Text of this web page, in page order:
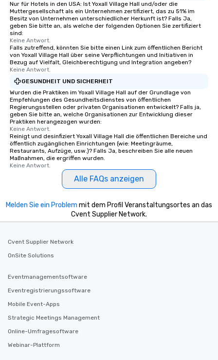
Nur für Hotels in den USA: Ist Yoxall Village Hall und/oder die
Muttergesellschaft als ein Unternehmen zertifiziert, das zu 51% im
Besitz von Unternehmen unterschiedlicher Herkunft ist? Falls Ja,
geben Sie bitte an, als welche der folgenden Optionen Sie zertifiziert
sind:
Keine Antwort.
Falls zutreffend, könnten Sie bitte einen Link zum öffentlichen Bericht
von Yoxall Village Hall über seine Verpflichtungen und Initiativen in
Bezug auf Vielfalt, Gleichberechtigung und Integration angeben?
Keine Antwort.
GESUNDHEIT UND SICHERHEIT
Wurden die Praktiken im Yoxall Village Hall auf der Grundlage von
Empfehlungen des Gesundheitsdienstes von öffentlichen
Regierungsstellen oder privaten Organisationen entwickelt? Falls ja,
geben Sie bitte an, welche Organisationen zur Entwicklung dieser
Praktiken herangezogen wurden:
Keine Antwort.
Reinigt und desinfiziert Yoxall Village Hall die öffentlichen Bereiche und
öffentlich zugänglichen Einrichtungen (wie: Meetingräume,
Restaurants, Aufzüge, usw.)? Falls Ja, beschreiben Sie alle neuen
Maßnahmen, die ergriffen wurden.
Keine Antwort.
Alle FAQs anzeigen
Melden Sie ein Problem mit dem Profil Veranstaltungsortes an das
Cvent Supplier Network.
Cvent Supplier Network
OnSite Solutions
Eventmanagementsoftware
Eventregistrierungssoftware
Mobile Event-Apps
Strategic Meetings Management
Online-Umfragesoftware
Webinar-Plattform